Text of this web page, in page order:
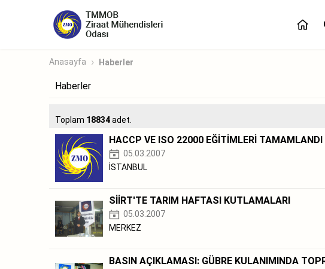
Anasayfa Haberler
Haberler
Toplam 18834adet.
HACCP VE ISO 22000 EĞİTİMLERİ TAMAMLANDI
05.03.2007
İSTANBUL
SİİRT'TE TARIM HAFTASI KUTLAMALARI
05.03.2007
MERKEZ
BASIN AÇIKLAMASI: GÜBRE KULANIMINDA